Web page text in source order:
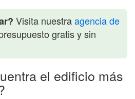
Visita nuestraagencia de
gratis y sin
el edificio más